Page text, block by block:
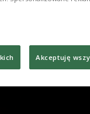
Foto:
Akceptuję